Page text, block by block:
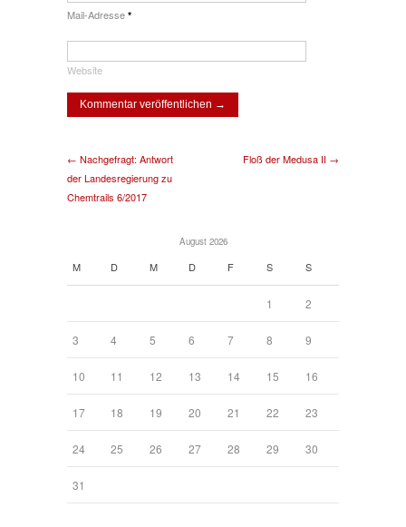
Mail-Adresse *
Website
← Nachgefragt: Antwort
der Landesregierung zu
Chemtrails 6/2017
Floß der Medusa II →
August 2026
M D M D F S S
1 2
3 4 5 6 7 8 9
10 11 12 13 14 15 16
17 18 19 20 21 22 23
24 25 26 27 28 29 30
31